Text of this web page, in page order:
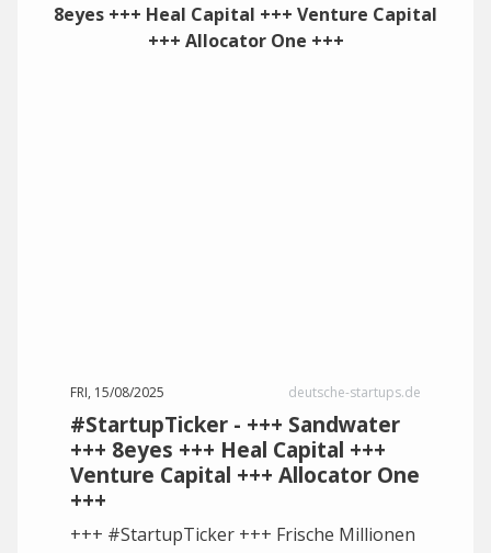
FRI, 15/08/2025 deutsche-startups.de
#StartupTicker - +++ Sandwater
+++ 8eyes +++ Heal Capital +++
Venture Capital +++ Allocator One
+++
+++ #StartupTicker +++ Frische Millionen